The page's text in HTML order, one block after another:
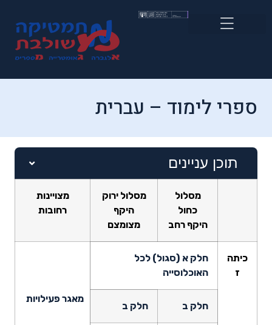
ספרי לימוד – עברית
תוכן עניינים
מסלול
כחול
היקף רחב
מסלול ירוק
היקף
מצומצם
מצויינות
רחובות
כיתה
ז
חלק א (סגול) לכל
האוכלוסייה
מאגר פעילויות
חלק ב חלק ב